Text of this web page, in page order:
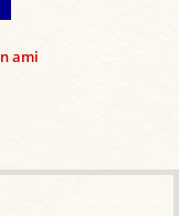
ami